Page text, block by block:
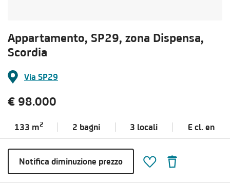
Appartamento, SP29, zona Dispensa,
Scordia
Via SP29
€ 98.000
133 m2 2 bagni 3 locali E cl. en
Notifica diminuzione prezzo